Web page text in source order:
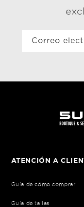
Correo
ATENCIÓN A
Guía de cómo comprar
Guía de tallas